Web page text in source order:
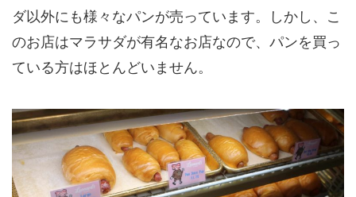
ダ以外にも様々なパンが売っています。
しかし、こ
のお店はマラサダが有名なお店なので、パンを買っ
ている方はほとんどいません。